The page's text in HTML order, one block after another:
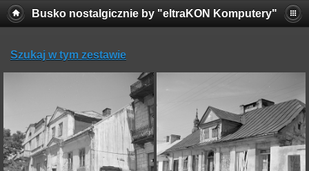
Busko nostalgicznie by "eltraKON Komputery"
Szukaj w tym zestawie